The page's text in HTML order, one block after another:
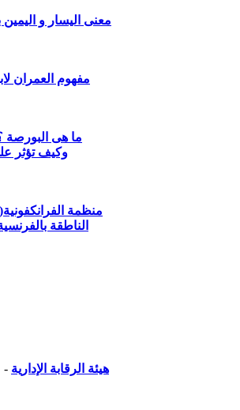
معنى اليسار و اليمين
مفهوم العمران
ما هى
وكيف تؤثر
منظمة
الناطقة
هيئة الرقابة الإدارية -